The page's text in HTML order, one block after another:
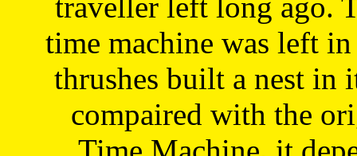
traveller left long ago.
time machine was left
thrushes built a nest in
compaired with the